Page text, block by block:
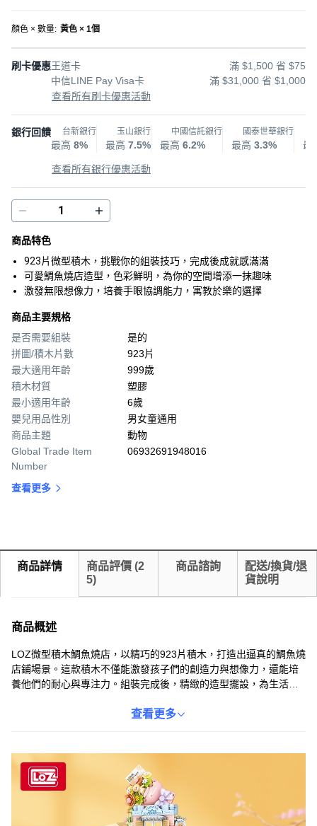
顏色 × 數量: 黃色 × 1個
刷卡優惠王道卡
滿 $1,500 省 $75
中信LINE Pay Visa卡
滿 $31,000 省 $1,000
查看所有刷卡優惠活動
銀行回饋 台新銀行
最高 8%
玉山銀行
最高 7.5%
中國信託銀行
最高 6.2%
國泰世華銀行
最高 3.3% 最
查看所有銀行優惠活動
商品特色
923片微型積木，挑戰你的組裝技巧，完成後成就感滿滿
可愛鯛魚燒店造型，色彩鮮明，為你的空間增添一抹趣味
激發無限想像力，培養手眼協調能力，寓教於樂的選擇
商品主要規格
是否需要組裝
是的
拼圖/積木片數
923片
最大適用年齡
999歲
積木材質
塑膠
最小適用年齡
6歲
嬰兒用品性別
男女童通用
商品主題
動物
Global Trade Item
Number
06932691948016
查看更多
商品詳情 商品評價 (2
5)
商品諮詢
配送/換貨/退
貨說明
商品概述
LOZ微型積木鯛魚燒店，以精巧的923片積木，打造出逼真的鯛魚燒
店鋪場景。這款積木不僅能激發孩子們的創造力與想像力，還能培
養他們的耐心與專注力。組裝完成後，精緻的造型擺設，為生活空
查看更多